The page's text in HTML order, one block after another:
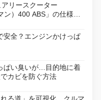
リースクーター
ン）400 ABS」の仕様を
安全？エンジンかけっぱ
ぱい臭いが…目的地に着
カビを防ぐ方法